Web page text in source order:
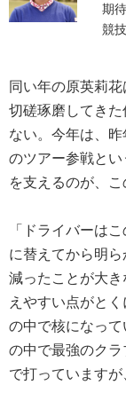
期
競
同い年の原英莉
切磋琢磨してき
ない。今年は、
のツアー参戦と
を支えるのが、こ
「ドライバーは
に替えてから明
減ったことが大
えやすい点がと
の中で核になっ
の中で最強のク
で打っていますが